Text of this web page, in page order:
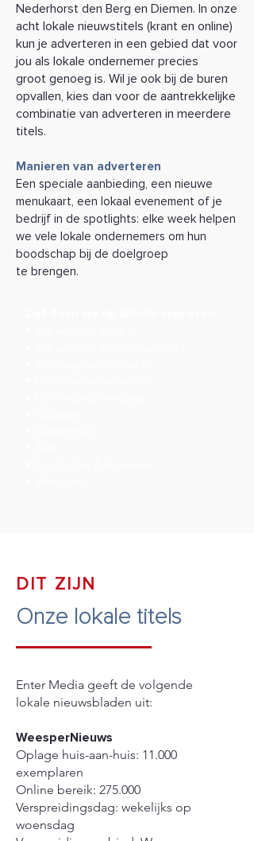
Nederhorst den Berg en Diemen. In onze
acht lokale nieuwstitels (krant en online)
kun je adverteren in een gebied dat voor
jou als lokale ondernemer precies
groot genoeg is. Wil je ook bij de buren
opvallen, kies dan voor de aantrekkelijke
combinatie van adverteren in meerdere
titels.
Manieren van adverteren
Een speciale aanbieding, een nieuwe
menukaart, een lokaal evenement of je
bedrijf in de spotlights: elke week helpen
we vele lokale ondernemers om hun
boodschap bij de doelgroep
te brengen.
DIT ZIJN
Onze lokale titels
Enter Media geeft de volgende
lokale nieuwsbladen uit:
WeesperNieuws
Oplage huis-aan-huis: 11.000
exemplaren
Online bereik: 275.000
Verspreidingsdag: wekelijks op
woensdag